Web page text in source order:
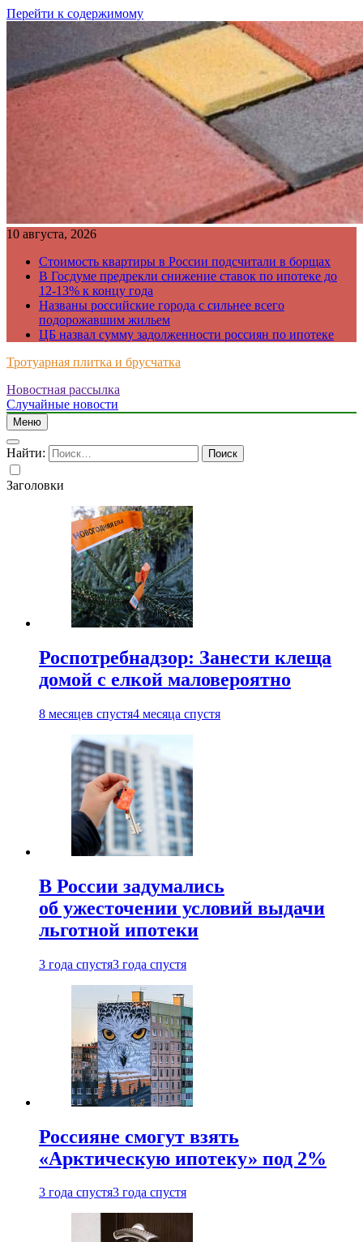
Перейти к содержимому
10 августа, 2026
Стоимость квартиры в России подсчитали в борщах
В Госдуме предрекли снижение ставок по ипотеке до
12-13% к концу года
Названы российские города с сильнее всего
подорожавшим жильем
ЦБ назвал сумму задолженности россиян по ипотеке
Тротуарная плитка и брусчатка
Just another WordPress site
Новостная рассылка
Случайные новости
Меню
Найти:
Заголовки
Роспотребнадзор: Занести клеща
домой с елкой маловероятно
8 месяцев спустя4 месяца спустя
В России задумались
об ужесточении условий выдачи
льготной ипотеки
3 года спустя3 года спустя
Россияне смогут взять
«Арктическую ипотеку» под 2%
3 года спустя3 года спустя